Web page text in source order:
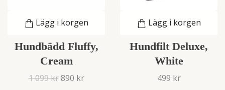
Lägg i korgen
Hundbädd Fluffy,
Cream
1 099 kr 890 kr
Lägg i korgen
Hundfilt Deluxe,
White
499 kr